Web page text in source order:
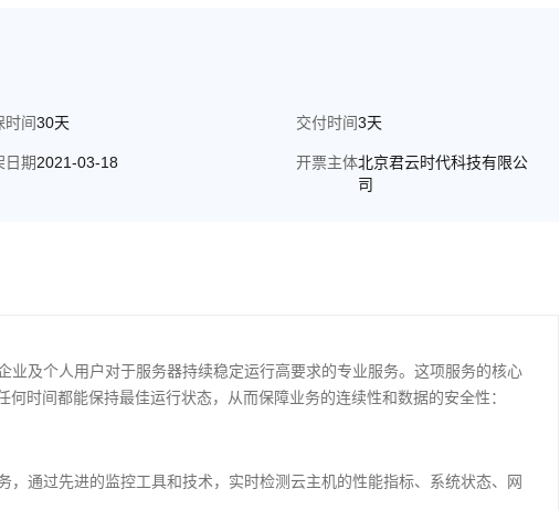
时间30天 交付时间3天
日期2021-03-18 开票主体北京君云时代科技有限公
司
业及个人用户对于服务器持续稳定运行高要求的专业服务。这项服务的核心
时间都能保持最佳运行状态，从而保障业务的连续性和数据的安全性：
，通过先进的监控工具和技术，实时检测云主机的性能指标、系统状态、网